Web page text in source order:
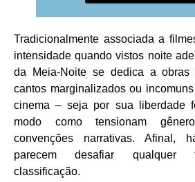
Tradicionalmente associada a
intensidade quando vistos noite
da Meia-Noite se dedica a obras
cantos marginalizados ou
cinema – seja por sua liberdade
modo como tensionam
convenções narrativas. Afinal,
parecem desafiar qualquer
classificação.